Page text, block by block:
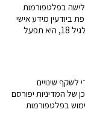
מיועדים למשתמשים מתחת לגיל 18. בגלישה בפלטפורמות
אינה אוספת ביודעין מידע אישי
מקטינים. אם נודע לחברה כי נאסף מידע מקטין מתחת לגיל 18, היא תפעל
לשקף שינויים
של המדיניות יפורסם
בפלטפורמות